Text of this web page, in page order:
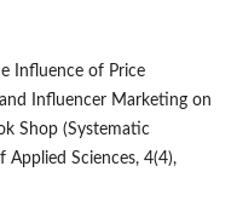
Influence of Price
Influencer Marketing on
Shop (Systematic
Applied Sciences, 4(4),